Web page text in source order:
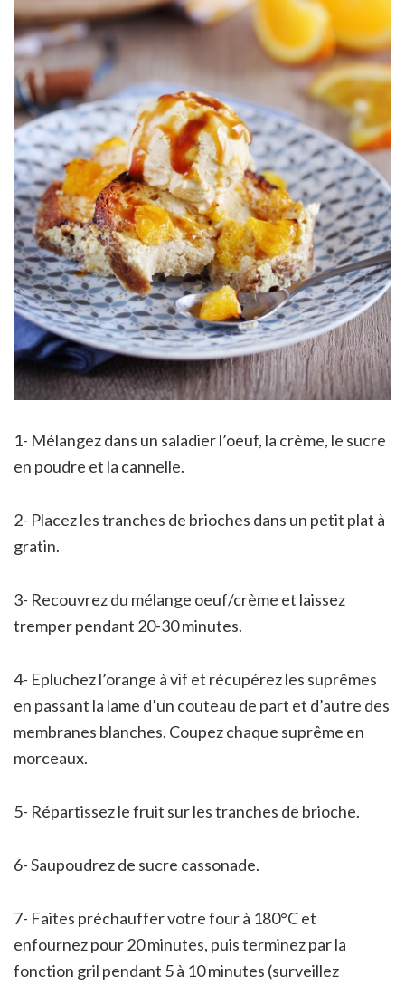
1- Mélangez dans un saladier l’oeuf, la crème, le sucre
en poudre et la cannelle.
2- Placez les tranches de brioches dans un petit plat à
gratin.
3- Recouvrez du mélange oeuf/crème et laissez
tremper pendant 20-30 minutes.
4- Epluchez l’orange à vif et récupérez les suprêmes
en passant la lame d’un couteau de part et d’autre des
membranes blanches. Coupez chaque suprême en
morceaux.
5- Répartissez le fruit sur les tranches de brioche.
6- Saupoudrez de sucre cassonade.
7- Faites préchauffer votre four à 180°C et
enfournez pour 20 minutes, puis terminez par la
fonction gril pendant 5 à 10 minutes (surveillez